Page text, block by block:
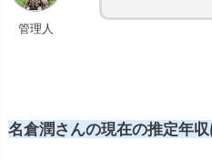
管理人
名倉潤さんの現在の推定年収